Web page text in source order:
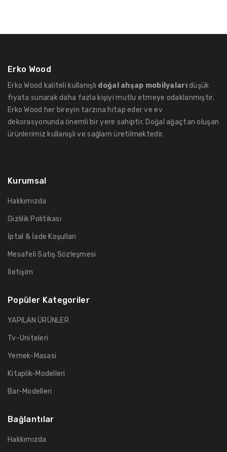
Erko Wood
Erko Wood kaliteli kullanışlı doğal ahşap mobilyalarıdüşük
fiyata sunarak daha fazla kişiyi mutlu etmeye odaklanmıştır.
Erko Wood her bireyin tarzına hitap eder ve ev
dekorasyonunda önemli bir yere sahiptir. Doğal ağaçtan oluşan
ürünlerimiz kullanışlı ve sağlam üretilmektedir.
Kurumsal
Hakkımızda
Gizlilik Politikası
İptal & İade Koşulları
Mesafeli Satış Sözleşmesi
İletişim
Popüler Kategoriler
YAPILAN ÜRÜNLER
Tv-Uniteleri
Yemek-Masasi
Kitaplik-Modelleri
Bar-Modelleri
Bağlantılar
Hakkımızda